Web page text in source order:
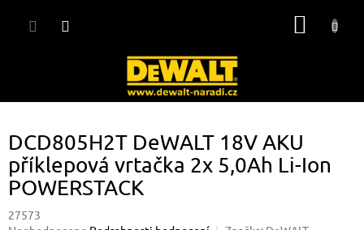
DCD805H2T DeWALT 18V AKU
příklepová vrtačka 2x 5,0Ah Li-Ion
POWERSTACK
27573